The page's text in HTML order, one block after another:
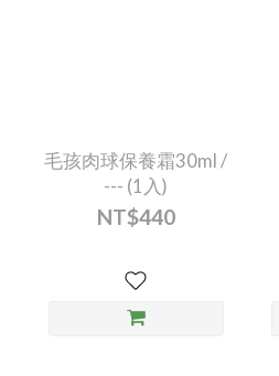
毛孩肉球保養霜30ml /
--- (1入)
NT$440